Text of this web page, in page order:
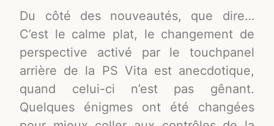
Du côté des nouveautés, que dire…
C’est le calme plat, le changement de
perspective activé par le touchpanel
arrière de la PS Vita est anecdotique,
quand celui-ci n’est pas gênant.
Quelques énigmes ont été changées